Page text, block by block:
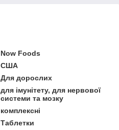
Now Foods
США
Для дорослих
для імунітету, для нервової
системи та мозку
комплексні
Таблетки